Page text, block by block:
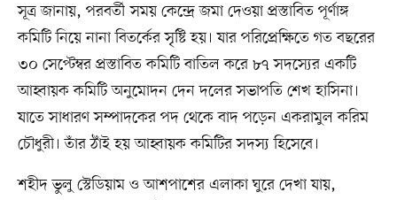
সূত্র জানায়, পরবর্তী সময় কেন্দ্রে জমা দেওয়া প্রস্তাবিত পূর্ণাঙ্গ
কমিটি নিয়ে নানা বিতর্কের সৃষ্টি হয়। যার পরিপ্রেক্ষিতে গত বছরের
৩০ সেপ্টেম্বর প্রস্তাবিত কমিটি বাতিল করে ৮৭ সদস্যের একটি
আহ্বায়ক কমিটি অনুমোদন দেন দলের সভাপতি শেখ হাসিনা।
যাতে সাধারণ সম্পাদকের পদ থেকে বাদ পড়েন একরামুল করিম
চৌধুরী। তাঁর ঠাঁই হয় আহ্বায়ক কমিটির সদস্য হিসেবে।
শহীদ ভুলু স্টেডিয়াম ও আশপাশের এলাকা ঘুরে দেখা যায়,